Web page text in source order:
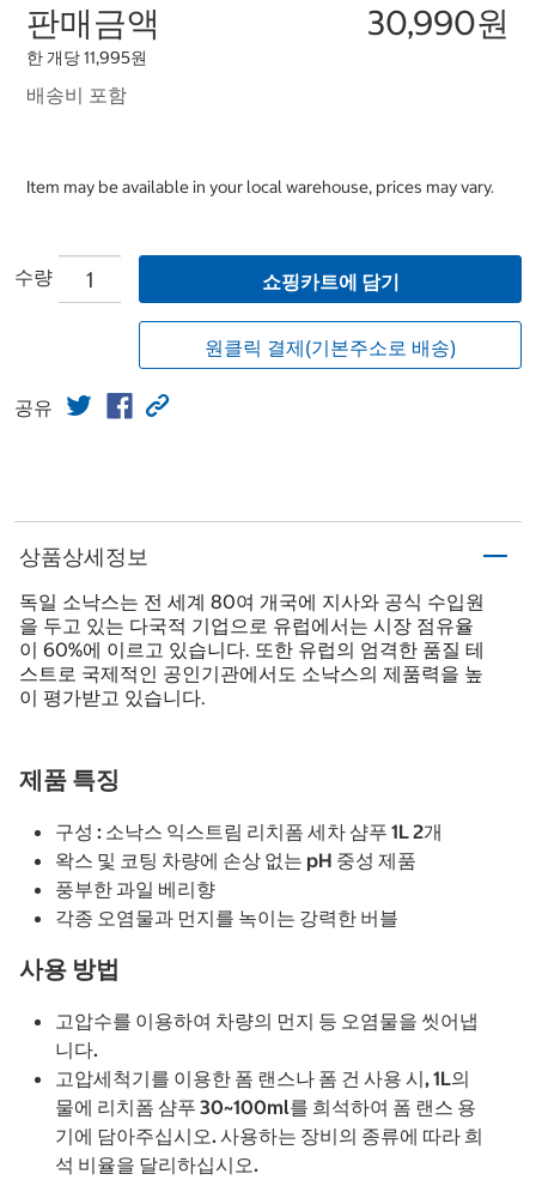
판매금액 30,990원
한 개당 11,995원
배송비 포함
Item may be available in your local warehouse, prices may vary.
수량 쇼핑카트에 담기
원클릭 결제(기본주소로 배송)
공유
상품상세정보
독일 소낙스는 전 세계 80여 개국에 지사와 공식 수입원
을 두고 있는 다국적 기업으로 유럽에서는 시장 점유율
이 60%에 이르고 있습니다. 또한 유럽의 엄격한 품질 테
스트로 국제적인 공인기관에서도 소낙스의 제품력을 높
이 평가받고 있습니다.
제품 특징
구성 : 소낙스 익스트림 리치폼 세차 샴푸 1L 2개
왁스 및 코팅 차량에 손상 없는 pH 중성 제품
풍부한 과일 베리향
각종 오염물과 먼지를 녹이는 강력한 버블
사용 방법
고압수를 이용하여 차량의 먼지 등 오염물을 씻어냅
니다.
고압세척기를 이용한 폼 랜스나 폼 건 사용 시, 1L의
물에 리치폼 샴푸 30~100ml를 희석하여 폼 랜스 용
기에 담아주십시오. 사용하는 장비의 종류에 따라 희
석 비율을 달리하십시오.